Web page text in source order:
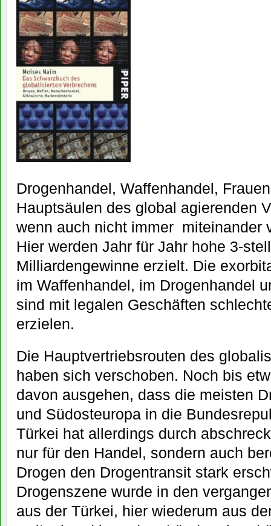
Drogenhandel, Waffenhandel,
Hauptsäulen des global agierenden
wenn auch nicht immer miteinander
Hier werden Jahr für Jahr hohe 3-
Milliardengewinne erzielt. Die
im Waffenhandel, im Drogenhandel
sind mit legalen Geschäften
erzielen.
Die Hauptvertriebsrouten des
haben sich verschoben. Noch bis
davon ausgehen, dass die meisten
und Südosteuropa in die
Türkei hat allerdings durch
nur für den Handel, sondern auch
Drogen den Drogentransit stark
Drogenszene wurde in den
aus der Türkei, hier wiederum aus